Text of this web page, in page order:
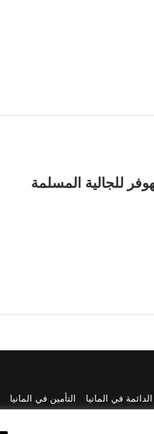
للجالية المسلمة
الدائمة في المانيا التأمين في المانيا